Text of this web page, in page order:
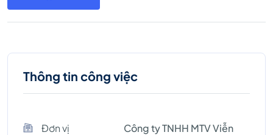
Thông tin công việc
Đơn vị
Công ty TNHH MTV Viễn